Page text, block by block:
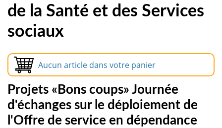
de la Santé et des Services
sociaux
Aucun article dans votre panier
Projets «Bons coups» Journée
d'échanges sur le déploiement de
l'Offre de service en dépendance